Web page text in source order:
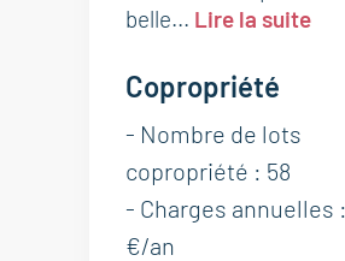
belle... Lire la suite
Copropriété
- Nombre de lots
copropriété : 58
- Charges annuelles :
€/an